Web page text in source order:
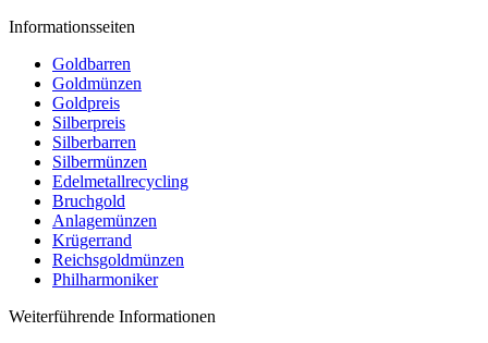
Informationsseiten
Goldbarren
Goldmünzen
Goldpreis
Silberpreis
Silberbarren
Silbermünzen
Edelmetallrecycling
Bruchgold
Anlagemünzen
Krügerrand
Reichsgoldmünzen
Philharmoniker
Weiterführende Informationen